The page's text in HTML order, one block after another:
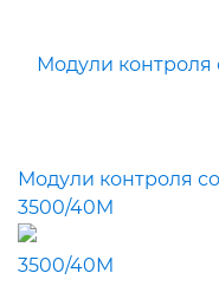
Модули контроля
3500/40M